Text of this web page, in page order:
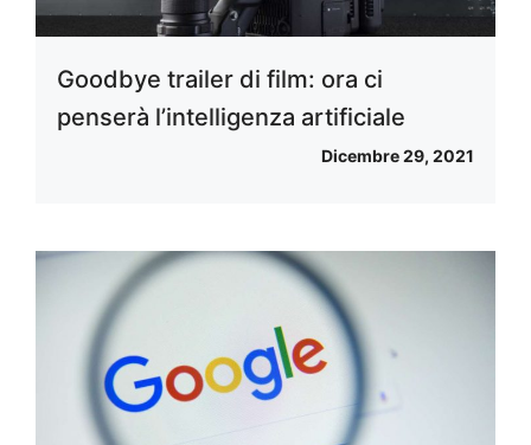
Goodbye trailer di film: ora ci
penserà l’intelligenza artificiale
Dicembre 29, 2021